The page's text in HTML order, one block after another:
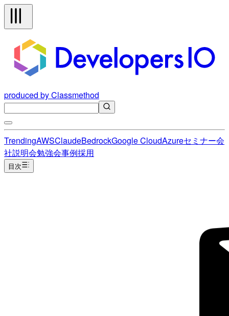
produced by Classmethod
TrendingAWSClaudeBedrockGoogle CloudAzureセミナー会
社説明会勉強会事例採用
目次